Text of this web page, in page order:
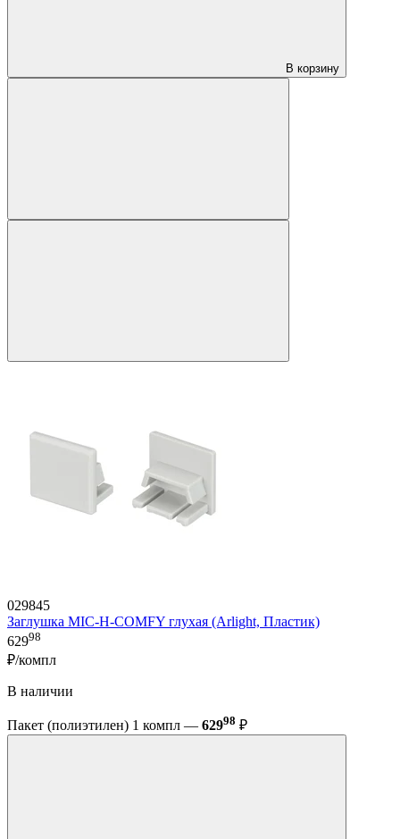
В корзину
029845
Заглушка MIC-H-COMFY глухая (Arlight, Пластик)
62998
₽/компл
В наличии
Пакет (полиэтилен) 1 компл — 62998 ₽